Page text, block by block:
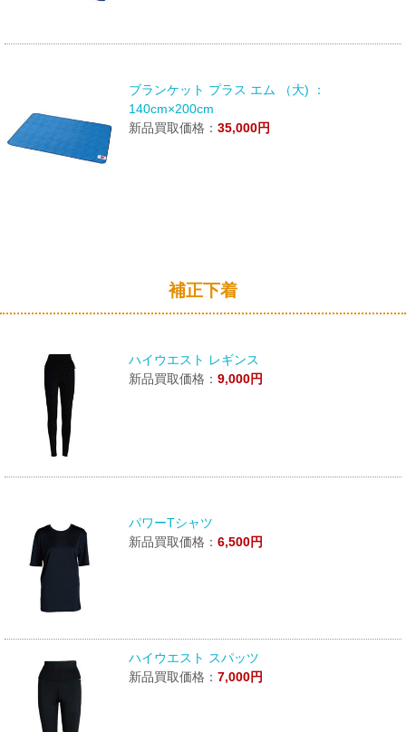
ブランケット プラス エム （大) ：
140cm×200cm
新品買取価格：35,000円
補正下着
ハイウエスト レギンス
新品買取価格：9,000円
パワーTシャツ
新品買取価格：6,500円
ハイウエスト スパッツ
新品買取価格：7,000円